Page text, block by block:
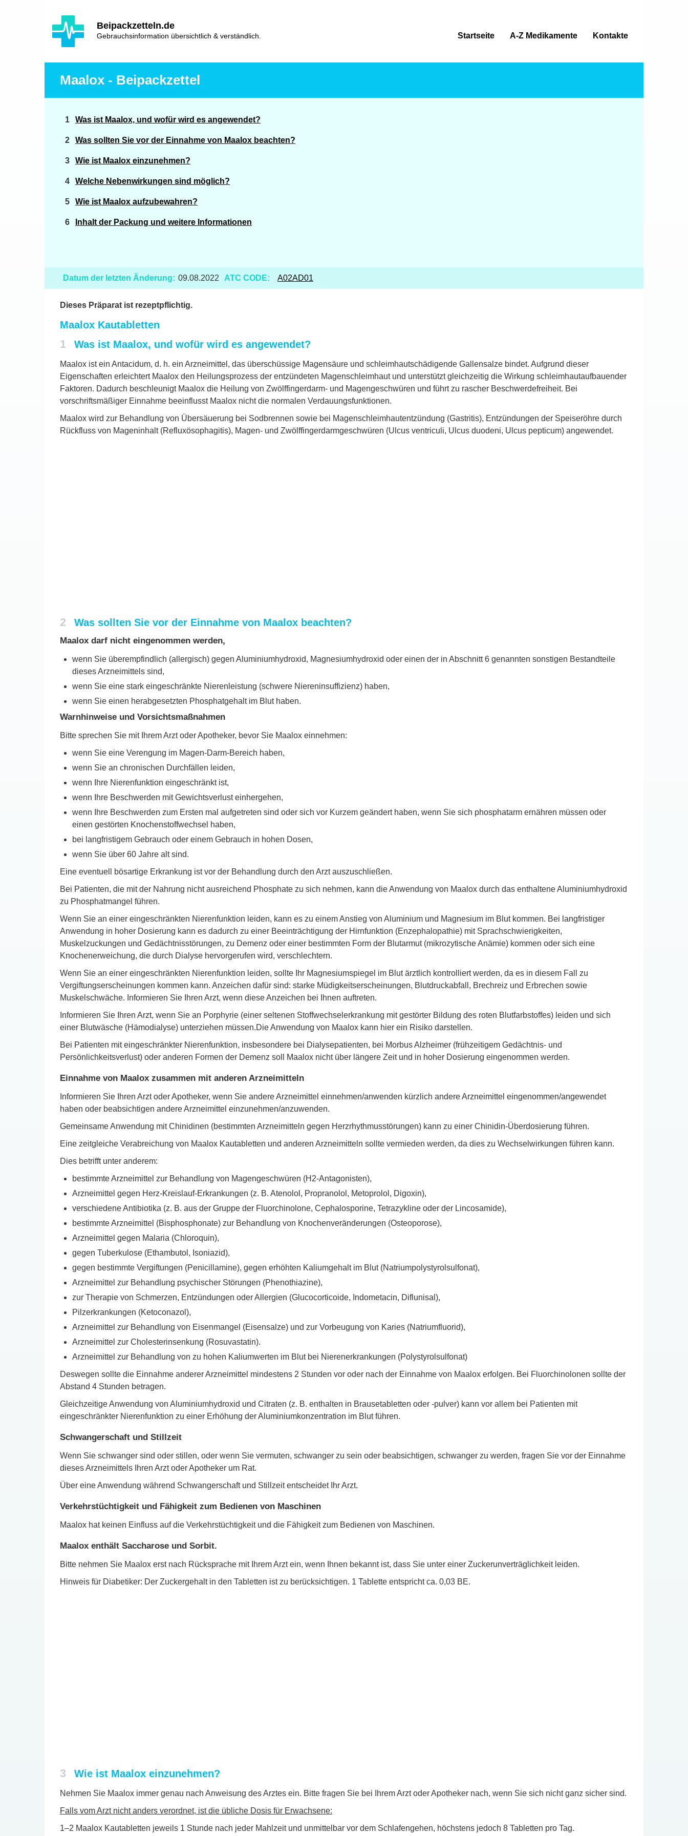
Beipackzetteln.de
Gebrauchsinformation übersichtlich & verständlich.
Hlavní
navigace
Startseite A-Z Medikamente Kontakte
Maalox - Beipackzettel
Was ist Maalox, und wofür wird es angewendet?
Was sollten Sie vor der Einnahme von Maalox beachten?
Wie ist Maalox einzunehmen?
Welche Nebenwirkungen sind möglich?
Wie ist Maalox aufzubewahren?
Inhalt der Packung und weitere Informationen
Datum der letzten Änderung: 09.08.2022 ATC CODE: A02AD01
Dieses Präparat ist rezeptpflichtig.
Maalox Kautabletten
1 Was ist Maalox, und wofür wird es angewendet?
Maalox ist ein Antacidum, d. h. ein Arzneimittel, das überschüssige Magensäure und schleimhautschädigende Gallensalze bindet. Aufgrund dieser
Eigenschaften erleichtert Maalox den Heilungsprozess der entzündeten Magenschleimhaut und unterstützt gleichzeitig die Wirkung schleimhautaufbauender
Faktoren. Dadurch beschleunigt Maalox die Heilung von Zwölffingerdarm- und Magengeschwüren und führt zu rascher Beschwerdefreiheit. Bei
vorschriftsmäßiger Einnahme beeinflusst Maalox nicht die normalen Verdauungsfunktionen.
Maalox wird zur Behandlung von Übersäuerung bei Sodbrennen sowie bei Magenschleimhautentzündung (Gastritis), Entzündungen der Speiseröhre durch
Rückfluss von Mageninhalt (Refluxösophagitis), Magen- und Zwölffingerdarmgeschwüren (Ulcus ventriculi, Ulcus duodeni, Ulcus pepticum) angewendet.
2 Was sollten Sie vor der Einnahme von Maalox beachten?
Maalox darf nicht eingenommen werden,
wenn Sie überempfindlich (allergisch) gegen Aluminiumhydroxid, Magnesiumhydroxid oder einen der in Abschnitt 6 genannten sonstigen Bestandteile
dieses Arzneimittels sind,
wenn Sie eine stark eingeschränkte Nierenleistung (schwere Niereninsuffizienz) haben,
wenn Sie einen herabgesetzten Phosphatgehalt im Blut haben.
Warnhinweise und Vorsichtsmaßnahmen
Bitte sprechen Sie mit Ihrem Arzt oder Apotheker, bevor Sie Maalox einnehmen:
wenn Sie eine Verengung im Magen-Darm-Bereich haben,
wenn Sie an chronischen Durchfällen leiden,
wenn Ihre Nierenfunktion eingeschränkt ist,
wenn Ihre Beschwerden mit Gewichtsverlust einhergehen,
wenn Ihre Beschwerden zum Ersten mal aufgetreten sind oder sich vor Kurzem geändert haben, wenn Sie sich phosphatarm ernähren müssen oder
einen gestörten Knochenstoffwechsel haben,
bei langfristigem Gebrauch oder einem Gebrauch in hohen Dosen,
wenn Sie über 60 Jahre alt sind.
Eine eventuell bösartige Erkrankung ist vor der Behandlung durch den Arzt auszuschließen.
Bei Patienten, die mit der Nahrung nicht ausreichend Phosphate zu sich nehmen, kann die Anwendung von Maalox durch das enthaltene Aluminiumhydroxid
zu Phosphatmangel führen.
Wenn Sie an einer eingeschränkten Nierenfunktion leiden, kann es zu einem Anstieg von Aluminium und Magnesium im Blut kommen. Bei langfristiger
Anwendung in hoher Dosierung kann es dadurch zu einer Beeinträchtigung der Hirnfunktion (Enzephalopathie) mit Sprachschwierigkeiten,
Muskelzuckungen und Gedächtnisstörungen, zu Demenz oder einer bestimmten Form der Blutarmut (mikrozytische Anämie) kommen oder sich eine
Knochenerweichung, die durch Dialyse hervorgerufen wird, verschlechtern.
Wenn Sie an einer eingeschränkten Nierenfunktion leiden, sollte Ihr Magnesiumspiegel im Blut ärztlich kontrolliert werden, da es in diesem Fall zu
Vergiftungserscheinungen kommen kann. Anzeichen dafür sind: starke Müdigkeitserscheinungen, Blutdruckabfall, Brechreiz und Erbrechen sowie
Muskelschwäche. Informieren Sie Ihren Arzt, wenn diese Anzeichen bei Ihnen auftreten.
Informieren Sie Ihren Arzt, wenn Sie an Porphyrie (einer seltenen Stoffwechselerkrankung mit gestörter Bildung des roten Blutfarbstoffes) leiden und sich
einer Blutwäsche (Hämodialyse) unterziehen müssen.Die Anwendung von Maalox kann hier ein Risiko darstellen.
Bei Patienten mit eingeschränkter Nierenfunktion, insbesondere bei Dialysepatienten, bei Morbus Alzheimer (frühzeitigem Gedächtnis- und
Persönlichkeitsverlust) oder anderen Formen der Demenz soll Maalox nicht über längere Zeit und in hoher Dosierung eingenommen werden.
Einnahme von Maalox zusammen mit anderen Arzneimitteln
Informieren Sie Ihren Arzt oder Apotheker, wenn Sie andere Arzneimittel einnehmen/anwenden kürzlich andere Arzneimittel eingenommen/angewendet
haben oder beabsichtigen andere Arzneimittel einzunehmen/anzuwenden.
Gemeinsame Anwendung mit Chinidinen (bestimmten Arzneimitteln gegen Herzrhythmusstörungen) kann zu einer Chinidin-Überdosierung führen.
Eine zeitgleiche Verabreichung von Maalox Kautabletten und anderen Arzneimitteln sollte vermieden werden, da dies zu Wechselwirkungen führen kann.
Dies betrifft unter anderem:
bestimmte Arzneimittel zur Behandlung von Magengeschwüren (H2-Antagonisten),
Arzneimittel gegen Herz-Kreislauf-Erkrankungen (z. B. Atenolol, Propranolol, Metoprolol, Digoxin),
verschiedene Antibiotika (z. B. aus der Gruppe der Fluorchinolone, Cephalosporine, Tetrazykline oder der Lincosamide),
bestimmte Arzneimittel (Bisphosphonate) zur Behandlung von Knochenveränderungen (Osteoporose),
Arzneimittel gegen Malaria (Chloroquin),
gegen Tuberkulose (Ethambutol, Isoniazid),
gegen bestimmte Vergiftungen (Penicillamine), gegen erhöhten Kaliumgehalt im Blut (Natriumpolystyrolsulfonat),
Arzneimittel zur Behandlung psychischer Störungen (Phenothiazine),
zur Therapie von Schmerzen, Entzündungen oder Allergien (Glucocorticoide, Indometacin, Diflunisal),
Pilzerkrankungen (Ketoconazol),
Arzneimittel zur Behandlung von Eisenmangel (Eisensalze) und zur Vorbeugung von Karies (Natriumfluorid),
Arzneimittel zur Cholesterinsenkung (Rosuvastatin).
Arzneimittel zur Behandlung von zu hohen Kaliumwerten im Blut bei Nierenerkrankungen (Polystyrolsulfonat)
Deswegen sollte die Einnahme anderer Arzneimittel mindestens 2 Stunden vor oder nach der Einnahme von Maalox erfolgen. Bei Fluorchinolonen sollte der
Abstand 4 Stunden betragen.
Gleichzeitige Anwendung von Aluminiumhydroxid und Citraten (z. B. enthalten in Brausetabletten oder -pulver) kann vor allem bei Patienten mit
eingeschränkter Nierenfunktion zu einer Erhöhung der Aluminiumkonzentration im Blut führen.
Schwangerschaft und Stillzeit
Wenn Sie schwanger sind oder stillen, oder wenn Sie vermuten, schwanger zu sein oder beabsichtigen, schwanger zu werden, fragen Sie vor der Einnahme
dieses Arzneimittels Ihren Arzt oder Apotheker um Rat.
Über eine Anwendung während Schwangerschaft und Stillzeit entscheidet Ihr Arzt.
Verkehrstüchtigkeit und Fähigkeit zum Bedienen von Maschinen
Maalox hat keinen Einfluss auf die Verkehrstüchtigkeit und die Fähigkeit zum Bedienen von Maschinen.
Maalox enthält Saccharose und Sorbit.
Bitte nehmen Sie Maalox erst nach Rücksprache mit Ihrem Arzt ein, wenn Ihnen bekannt ist, dass Sie unter einer Zuckerunverträglichkeit leiden.
Hinweis für Diabetiker: Der Zuckergehalt in den Tabletten ist zu berücksichtigen. 1 Tablette entspricht ca. 0,03 BE.
3 Wie ist Maalox einzunehmen?
Nehmen Sie Maalox immer genau nach Anweisung des Arztes ein. Bitte fragen Sie bei Ihrem Arzt oder Apotheker nach, wenn Sie sich nicht ganz sicher sind.
Falls vom Arzt nicht anders verordnet, ist die übliche Dosis für Erwachsene:
1–2 Maalox Kautabletten jeweils 1 Stunde nach jeder Mahlzeit und unmittelbar vor dem Schlafengehen, höchstens jedoch 8 Tabletten pro Tag.